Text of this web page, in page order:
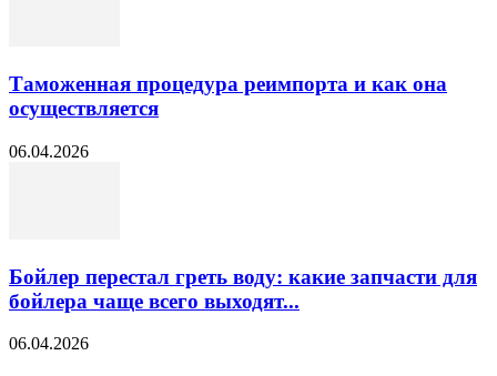
Таможенная процедура реимпорта и как она
осуществляется
06.04.2026
Бойлер перестал греть воду: какие запчасти для
бойлера чаще всего выходят...
06.04.2026